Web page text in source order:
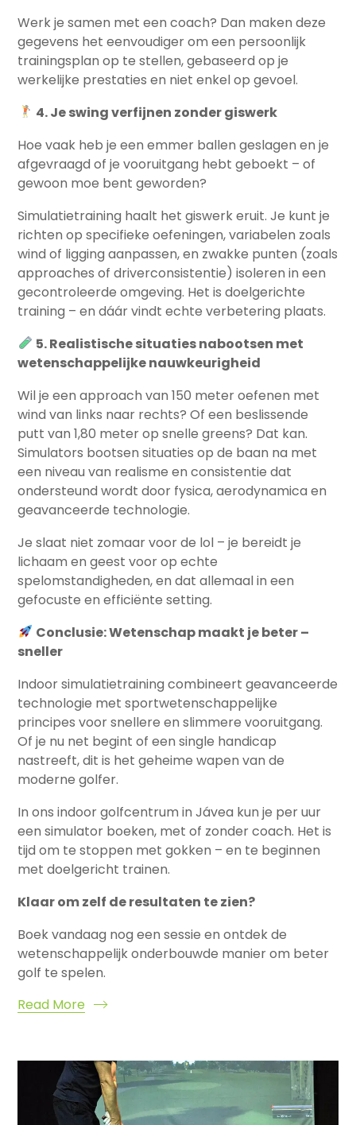
Werk je samen met een coach? Dan maken deze
gegevens het eenvoudiger om een persoonlijk
trainingsplan op te stellen, gebaseerd op je
werkelijke prestaties en niet enkel op gevoel.
4. Je swing verfijnen zonder giswerk
Hoe vaak heb je een emmer ballen geslagen en je
afgevraagd of je vooruitgang hebt geboekt – of
gewoon moe bent geworden?
Simulatietraining haalt het giswerk eruit. Je kunt je
richten op specifieke oefeningen, variabelen zoals
wind of ligging aanpassen, en zwakke punten (zoals
approaches of driverconsistentie) isoleren in een
gecontroleerde omgeving. Het is doelgerichte
training – en dáár vindt echte verbetering plaats.
5. Realistische situaties nabootsen met
wetenschappelijke nauwkeurigheid
Wil je een approach van 150 meter oefenen met
wind van links naar rechts? Of een beslissende
putt van 1,80 meter op snelle greens? Dat kan.
Simulators bootsen situaties op de baan na met
een niveau van realisme en consistentie dat
ondersteund wordt door fysica, aerodynamica en
geavanceerde technologie.
Je slaat niet zomaar voor de lol – je bereidt je
lichaam en geest voor op echte
spelomstandigheden, en dat allemaal in een
gefocuste en efficiënte setting.
Conclusie: Wetenschap maakt je beter –
sneller
Indoor simulatietraining combineert geavanceerde
technologie met sportwetenschappelijke
principes voor snellere en slimmere vooruitgang.
Of je nu net begint of een single handicap
nastreeft, dit is het geheime wapen van de
moderne golfer.
In ons indoor golfcentrum in Jávea kun je per uur
een simulator boeken, met of zonder coach. Het is
tijd om te stoppen met gokken – en te beginnen
met doelgericht trainen.
Klaar om zelf de resultaten te zien?
Boek vandaag nog een sessie en ontdek de
wetenschappelijk onderbouwde manier om beter
golf te spelen.
Read More